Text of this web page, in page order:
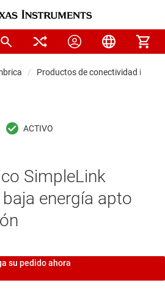
Productos de conectividad
SimpleLink
energía apto
su pedido ahora